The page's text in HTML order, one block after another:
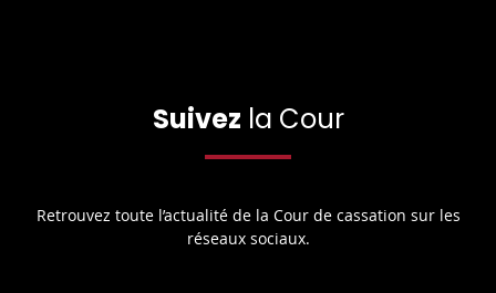
Suivez la Cour
Retrouvez toute l’actualité de la Cour de cassation sur les
réseaux sociaux.